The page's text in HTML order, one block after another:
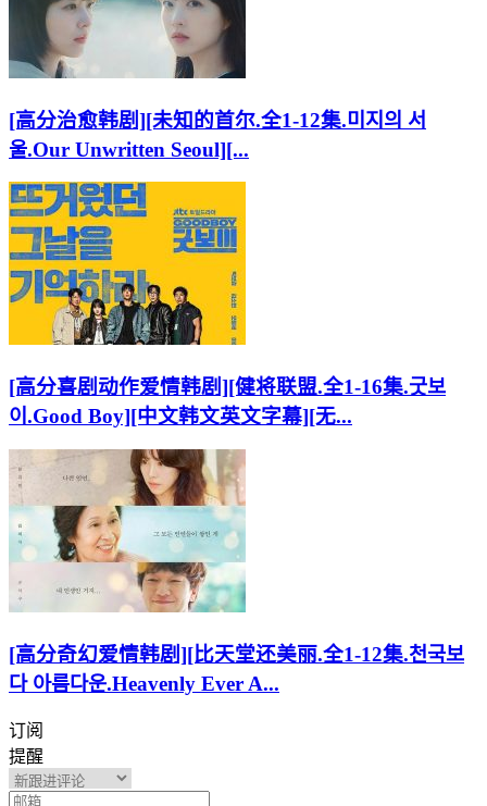
[高分治愈韩剧][未知的首尔.全1-12集.미지의 서
울.Our Unwritten Seoul][...
[高分喜剧动作爱情韩剧][健将联盟.全1-16集.굿보
이.Good Boy][中文韩文英文字幕][无...
[高分奇幻爱情韩剧][比天堂还美丽.全1-12集.천국보
다 아름다운.Heavenly Ever A...
订阅
提醒